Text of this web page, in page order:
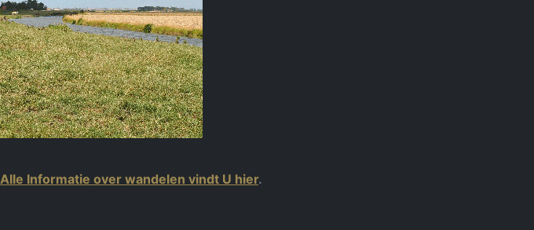
Alle Informatie over wandelen vindt U hier.